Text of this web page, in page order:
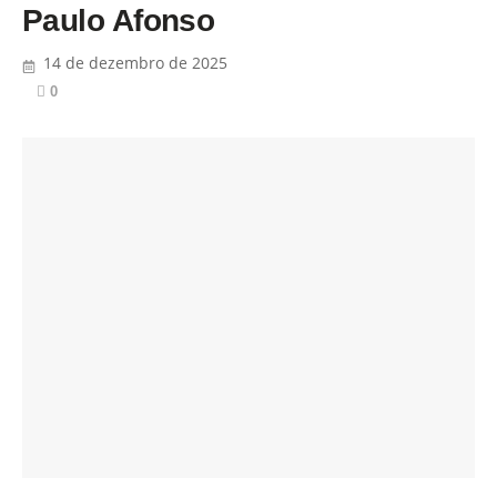
Paulo Afonso
14 de dezembro de 2025
0